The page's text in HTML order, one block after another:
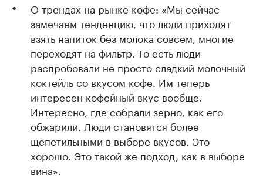
О трендах на рынке кофе: «Мы сейчас
замечаем тенденцию, что люди приходят
взять напиток без молока совсем, многие
переходят на фильтр. То есть люди
распробовали не просто сладкий молочный
коктейль со вкусом кофе. Им теперь
интересен кофейный вкус вообще.
Интересно, где собрали зерно, как его
обжарили. Люди становятся более
щепетильными в выборе вкусов. Это
хорошо. Это такой же подход, как в выборе
вина».